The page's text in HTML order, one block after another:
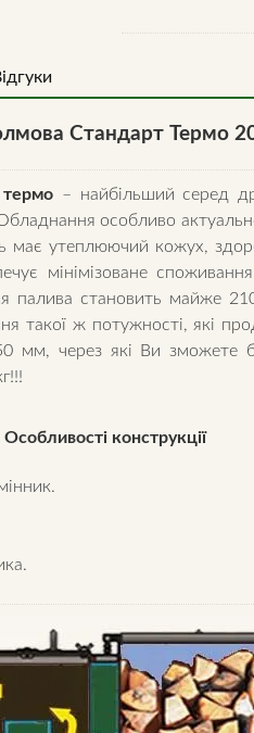
quantity
Стандарт Термо
– найбільший серед
особливо
має утеплюючий кожух,
мінімізоване
становить майже
такої ж потужності, які
мм, через які Ви зможете
Особливості конструкції